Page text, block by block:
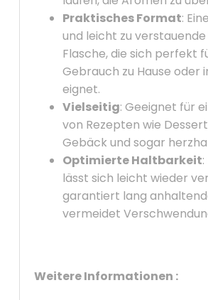
Praktisches Format:
und leicht zu
Flasche, die sich perfekt
Gebrauch zu Hause oder
eignet.
Vielseitig: Geeignet für
von Rezepten wie
Gebäck und sogar
Optimierte Haltbarkeit
lässt sich leicht wieder
garantiert lang
vermeidet
Weitere Informationen :